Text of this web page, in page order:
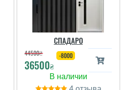
після замовлення....
читати всі відгуки
СПАДАРО
44500₴
36500₴
-8000